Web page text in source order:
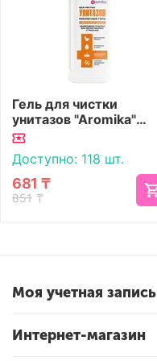
Гель для чистки
унитазов "Aromika"
Кислотный 750 мл
Доступно: 118 шт.
851 ₸
681 ₸
Моя учетная запись
Интернет-магазин